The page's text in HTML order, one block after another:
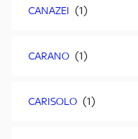
CANAZEI
CARANO
CARISOLO